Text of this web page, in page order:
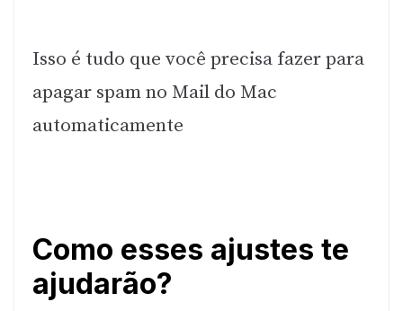
Isso é tudo que você precisa fazer para
apagar spam no Mail do Mac
automaticamente
Como esses ajustes te
ajudarão?